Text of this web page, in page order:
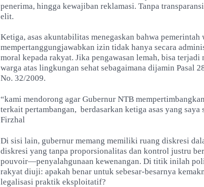
penerima, hingga kewajiban reklamasi. Tanpa
elit.
Ketiga, asas akuntabilitas menegaskan bahwa pemerintah
mempertanggungjawabkan izin tidak hanya secara
moral kepada rakyat. Jika pengawasan lemah, bisa
warga atas lingkungan sehat sebagaimana dijamin Pasal
No. 32/2009.
“kami mendorong agar Gubernur NTB
terkait pertambangan, berdasarkan ketiga asas yang
Firzhal
Di sisi lain, gubernur memang memiliki ruang diskresi
diskresi yang tanpa proporsionalitas dan kontrol justru
pouvoir—penyalahgunaan kewenangan. Di titik inilah
rakyat diuji: apakah benar untuk sebesar-besarnya
legalisasi praktik eksploitatif?